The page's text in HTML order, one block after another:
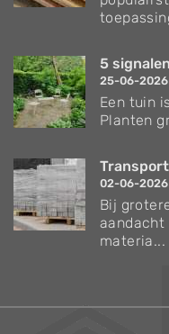
5
25-06-2026
Een tuin
Planten
02-06-2026
Bij
aandacht
materia...